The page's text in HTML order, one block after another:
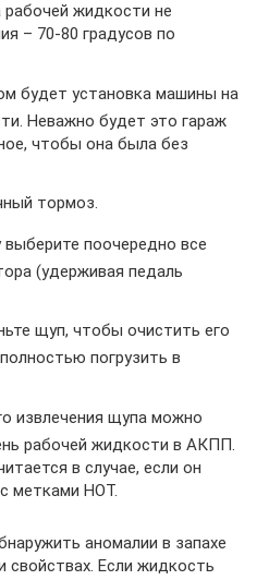
рабочей жидкости не
– 70-80 градусов по
будет установка машины на
Неважно будет это гараж
чтобы она была без
тормоз.
поочередно все
(удерживая педаль
щуп, чтобы очистить его
погрузить в
извлечения щупа можно
рабочей жидкости в АКПП.
в случае, если он
метками HOT.
аномалии в запахе
свойствах. Если жидкость